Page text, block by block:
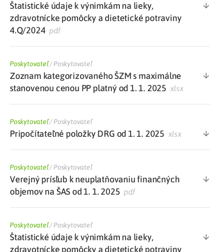
Štatistické údaje k výnimkám na lieky,
zdravotnícke pomôcky a dietetické potraviny
4.Q/2024pdf
Poskytovateľ/Poskytovateľ
Zoznam kategorizovaného ŠZM s maximálne
stanovenou cenou PP platný od 1. 1. 2025 xlsx
Poskytovateľ/Poskytovateľ
Pripočítateľné položky DRG od 1. 1. 2025 xlsx
Poskytovateľ/Poskytovateľ
Verejný prísľub k neuplatňovaniu finančných
objemov na ŠAS od 1. 1. 2025 pdf
Poskytovateľ/Poskytovateľ
Štatistické údaje k výnimkám na lieky,
zdravotnícke pomôcky a dietetické potraviny